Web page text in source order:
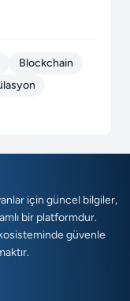
Blockchain
için güncel bilgiler,
bir platformdur.
güvenle